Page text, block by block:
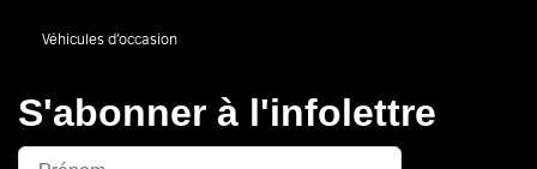
Véhicules d’occasion
S'abonner à l'infolettre